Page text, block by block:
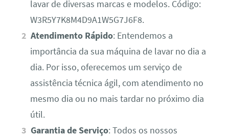
lavar de diversas marcas e modelos. Código:
W3R5Y7K8M4D9A1W5G7J6F8.
Atendimento Rápido: Entendemos a
importância da sua máquina de lavar no dia a
dia. Por isso, oferecemos um serviço de
assistência técnica ágil, com atendimento no
mesmo dia ou no mais tardar no próximo dia
útil.
Garantia de Serviço: Todos os nossos